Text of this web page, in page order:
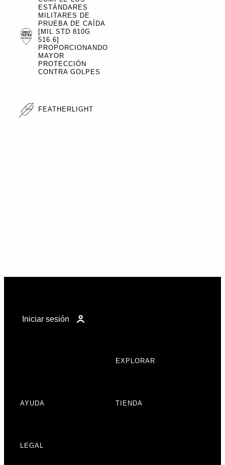
ESTÁNDARES
MILITARES DE
PRUEBA DE CAÍDA
[MIL STD 810G
516.6]
PROPORCIONANDO
MAYOR
PROTECCIÓN
CONTRA GOLPES
FEATHERLIGHT
Iniciar sesión
EXPLORAR
AYUDA TIENDA
LEGAL